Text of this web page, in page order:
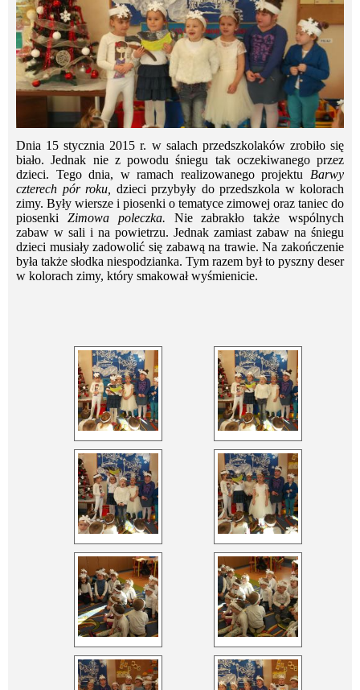
Dnia 15 stycznia 2015 r. w salach przedszkolaków zrobiło się
biało. Jednak nie z powodu śniegu tak oczekiwanego przez
dzieci. Tego dnia, w ramach realizowanego projektu Barwy
czterech pór roku, dzieci przybyły do przedszkola w kolorach
zimy. Były wiersze i piosenki o tematyce zimowej oraz taniec do
piosenki Zimowa poleczka. Nie zabrakło także wspólnych
zabaw w sali i na powietrzu. Jednak zamiast zabaw na śniegu
dzieci musiały zadowolić się zabawą na trawie. Na zakończenie
była także słodka niespodzianka. Tym razem był to pyszny deser
w kolorach zimy, który smakował wyśmienicie.